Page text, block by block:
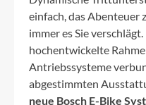
einfach, das Abenteuer
immer es Sie
hochentwickelte
Antriebssysteme
abgestimmten
neue Bosch E-Bike